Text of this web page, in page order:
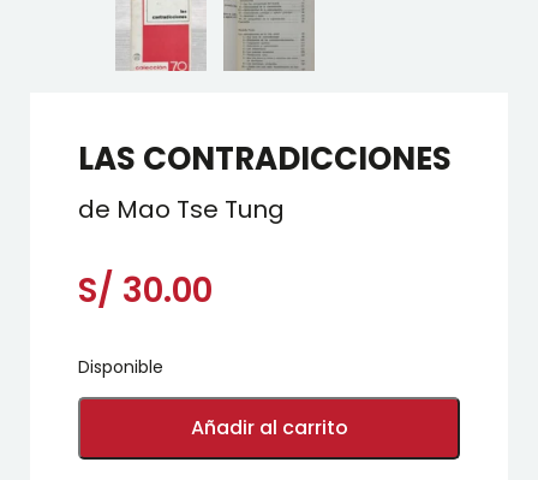
LAS CONTRADICCIONES
de Mao Tse Tung
S/ 30.00
Disponible
LAS
CONTRADICCIONES
cantidad
Añadir al carrito